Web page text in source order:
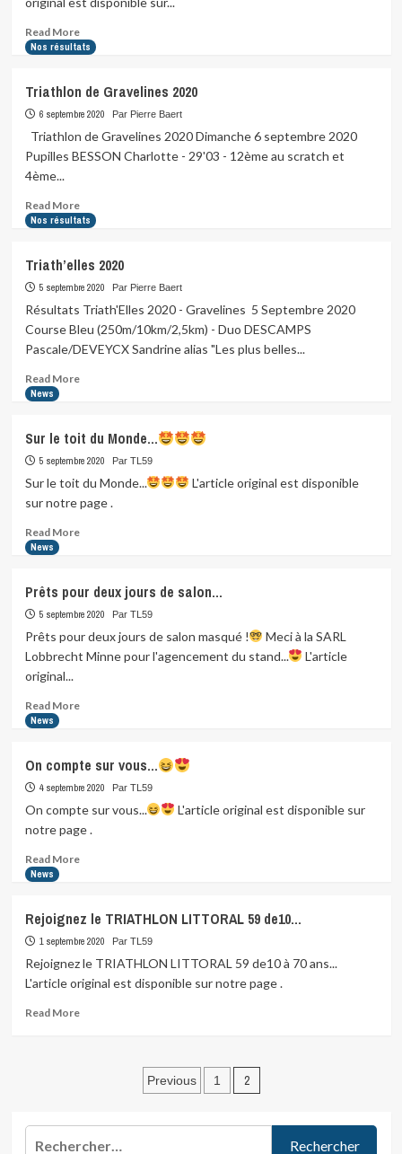
Read MoreRead
more
superbe
titre
de
Nos résultats
Triathlon de Gravelines 2020
6 septembre 2020 Par Pierre Baert
Triathlon de Gravelines 2020 Dimanche 6 septembre 2020
Pupilles BESSON Charlotte - 29'03 - 12ème au scratch et
4ème...
Read MoreRead
more
de
Gravelines
2020
Nos résultats
Triath’elles 2020
5 septembre 2020 Par Pierre Baert
Résultats Triath'Elles 2020 - Gravelines 5 Septembre 2020
Course Bleu (250m/10km/2,5km) - Duo DESCAMPS
Pascale/DEVEYCX Sandrine alias "Les plus belles...
Read MoreRead
2020
News
Sur le toit du Monde…
5 septembre 2020 Par TL59
Sur le toit du Monde...
L'article original est disponible
sur notre page .
Read MoreRead
le
toit
News
Prêts pour deux jours de salon…
5 septembre 2020 Par TL59
Prêts pour deux jours de salon masqué !
Meci à la SARL
Lobbrecht Minne pour l'agencement du stand...
L'article
original...
Read MoreRead
pour
deux
jours
salon…
News
On compte sur vous…
4 septembre 2020 Par TL59
On compte sur vous...
L'article original est disponible sur
notre page .
Read MoreRead
compte
sur
vous…
News
Rejoignez le TRIATHLON LITTORAL 59 de10…
1 septembre 2020 Par TL59
Rejoignez le TRIATHLON LITTORAL 59 de10 à 70 ans...
L'article original est disponible sur notre page .
Read MoreRead
59
de10…
Pagination
Previous 1 2